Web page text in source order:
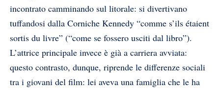
incontrato camminando sul litorale: si divertivano
tuffandosi dalla Corniche Kennedy “comme s’ils étaient
sortis du livre” (“come se fossero usciti dal libro”).
L’attrice principale invece è già a carriera avviata:
questo contrasto, dunque, riprende le differenze sociali
tra i giovani del film: lei aveva una famiglia che le ha